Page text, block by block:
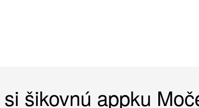
šikovnú appku